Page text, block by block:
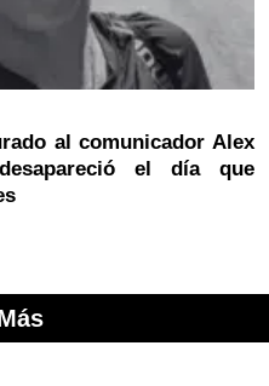
al comunicador Alex
el día que